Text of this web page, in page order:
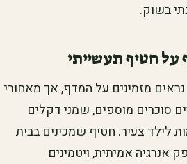
בשוק.
על חטיף תעשייתי
מזמינים על המדף, אך מאחורי
סוכרים מוספים, שמני דקלים
לילד צעיר. חטיף שמכינים בבית
אנרגיה אמיתית, ויטמינים